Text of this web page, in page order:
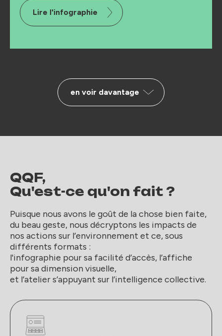
Lire l'infographie
en voir davantage
QQF,
Qu'est-ce qu'on fait ?
Puisque nous avons le goût de la chose bien faite,
du beau geste, nous décryptons les impacts de
nos actions sur l’environnement et ce, sous
différents formats :
l'infographie pour sa facilité d’accès, l’affiche
pour sa dimension visuelle,
et l’atelier s’appuyant sur l’intelligence collective.